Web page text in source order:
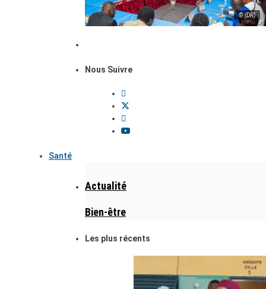
© (DR)
Nous Suivre
Santé
Actualité
Bien-être
Les plus récents